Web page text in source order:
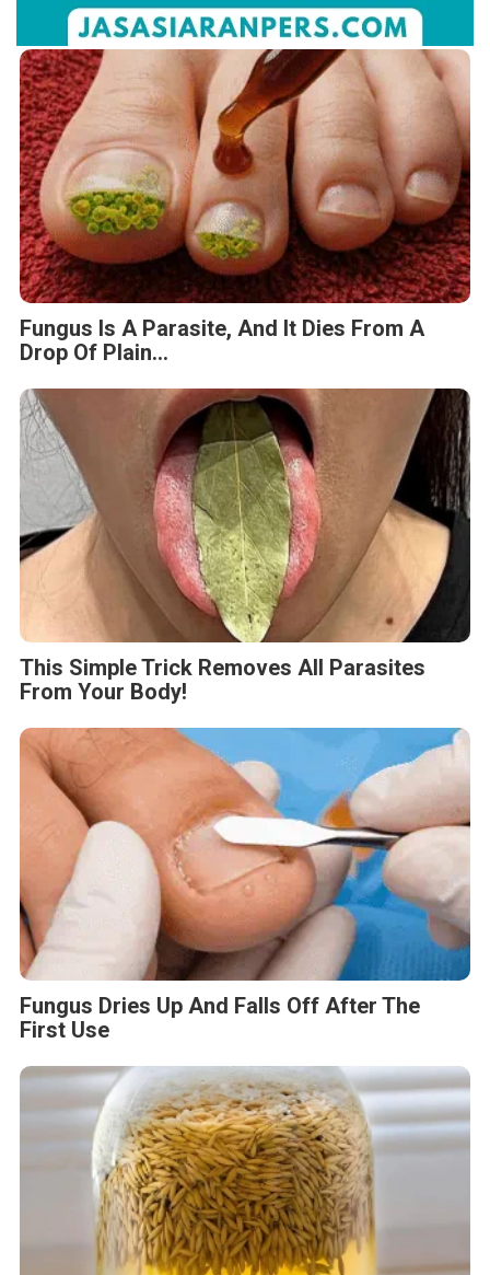
Fungus Is A Parasite, And It Dies From A
Drop Of Plain...
This Simple Trick Removes All Parasites
From Your Body!
Fungus Dries Up And Falls Off After The
First Use